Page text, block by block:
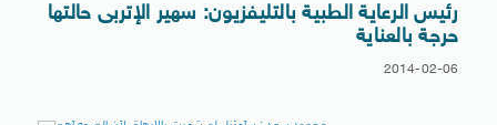
رئيس الرعاية الطبية بالتليفزيون: سهير الإتربى حالتها
حرجة بالعناية
2014-02-06